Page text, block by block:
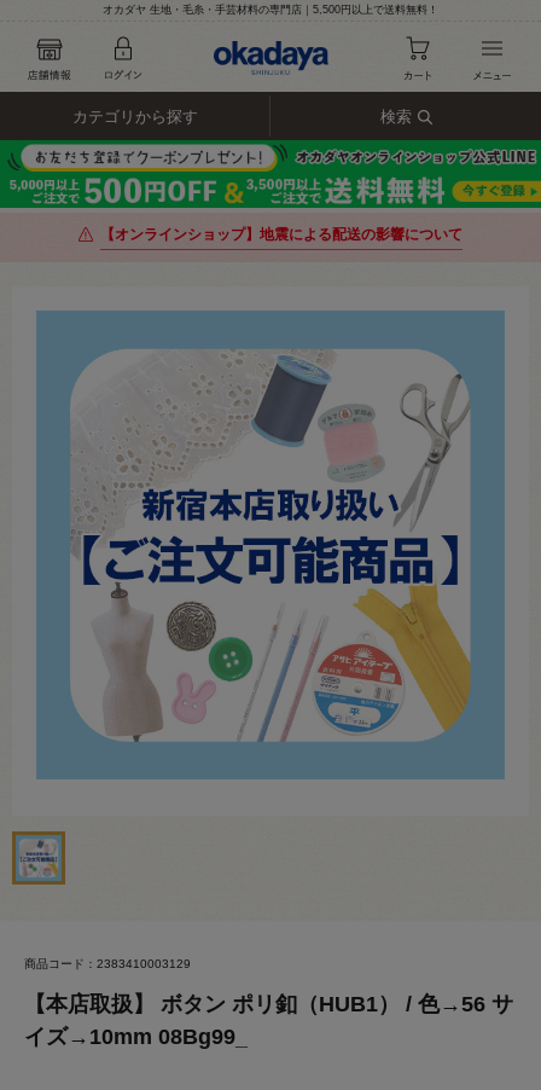
オカダヤ 生地・毛糸・手芸材料の専門店｜5,500円以上で送料無料！
カテゴリから探す 検索
【オンラインショップ】地震による配送の影響について
商品コード：2383410003129
【本店取扱】 ボタン ポリ釦（HUB1） / 色→56 サ
イズ→10mm 08Bg99_